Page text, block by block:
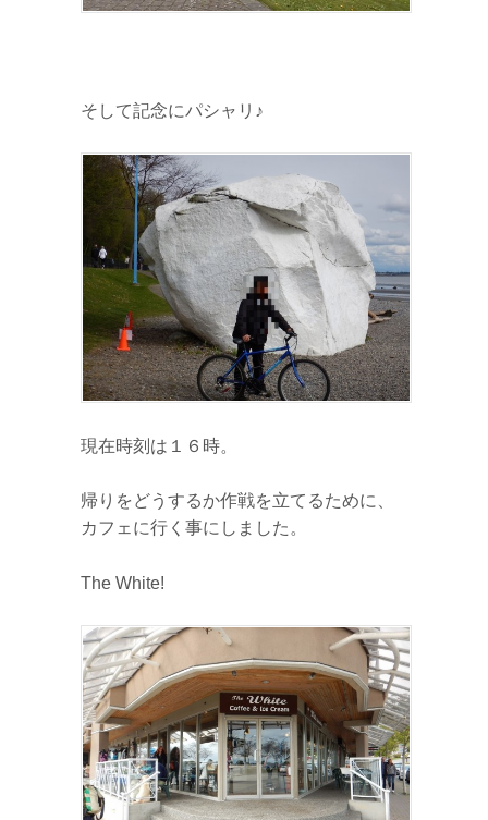
そして記念にパシャリ♪
現在時刻は１６時。
帰りをどうするか作戦を立てるために、
カフェに行く事にしました。
The White!